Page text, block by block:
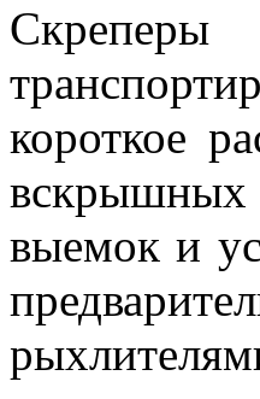
короткое
вскрышных
выемок и